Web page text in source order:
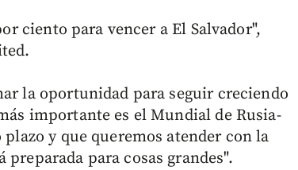
ciento para vencer a El Salvador",
la oportunidad para seguir creciendo
importante es el Mundial de Rusia-
y que queremos atender con la
para cosas grandes".